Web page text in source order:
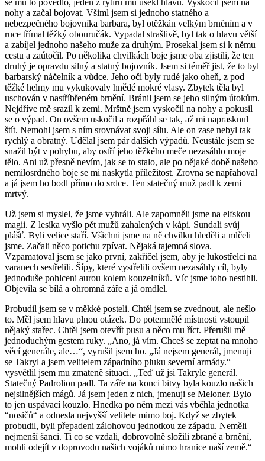
nohy a začal bojovat. Všiml jsem si jednoho statného a
nebezpečného bojovníka barbara, byl otěžkán velkým brněním a v
ruce třímal těžký obouručák. Vypadal strašlivě, byl tak o hlavu větší
a zabíjel jednoho našeho muže za druhým. Prosekal jsem si k němu
cestu a zaútočil. Po několika chvilkách boje jsme oba zjistili, že ten
druhý je opravdu silný a statný bojovník. Jsem si téměř jist, že to byl
barbarský náčelník a vůdce. Jeho oči byly rudé jako oheň, z pod
těžké helmy mu vykukovaly hnědé mokré vlasy. Zbytek těla byl
uschován v nastříbřeném brnění. Bránil jsem se jeho silným útokům.
Nejdříve mě srazil k zemi. Mrštně jsem vyskočil na nohy a pokusil
se o výpad. On ovšem uskočil a rozpřáhl se tak, až mi naprasknul
štít. Nemohl jsem s ním srovnávat svoji sílu. Ale on zase nebyl tak
rychlý a obratný. Udělal jsem pár dalších výpadů. Neustále jsem se
snažil být v pohybu, aby ostří jeho těžkého meče nezasáhlo moje
tělo. Ani už přesně nevím, jak se to stalo, ale po nějaké době našeho
nemilosrdného boje se mi naskytla příležitost. Zrovna se napřahoval
a já jsem ho bodl přímo do srdce. Ten statečný muž padl k zemi
mrtvý.
Už jsem si myslel, že jsme vyhráli. Ale zapomněli jsme na elfskou
magii. Z lesíka vyšlo pět mužů zahalených v kápi. Sundali svůj
plášť. Byli velice staří. Všichni jsme na ně chvilku hleděli a mlčeli
jsme. Začali něco potichu zpívat. Nějaká tajemná slova.
Vzpamatoval jsem se jako první, zakřičel jsem, aby je lukostřelci na
varanech sestřelili. Šípy, které vystřelili ovšem nezasáhly cíl, byly
jednoduše pohlceni aurou kolem kouzelníků. Víc jsme toho nestihli.
Objevila se bílá a ohromná záře a já omdlel.
Probudil jsem se v měkké posteli. Chtěl jsem se zvednout, ale nešlo
to. Měl jsem hlavu plnou otázek. Do potemnělé místnosti vstoupil
nějaký stařec. Chtěl jsem otevřít pusu a něco mu říct. Přerušil mě
jednoduchým gestem ruky. „Ano, já vím. Chceš se zeptat na mnoho
věcí generále, ale…“, vyrušil jsem ho. „Já nejsem generál, jmenuji
se Takryl a jsem velitelem západního pluku severní armády.“
vysvětlil jsem mu zmateně situaci. „Teď už jsi Takryle generál.
Statečný Padrolion padl. Ta záře na konci bitvy byla kouzlo našich
nejsilnějších mágů. Já jsem jeden z nich, jmenuji se Meloner. Bylo
to jen uspávací kouzlo. Hnedka po něm mezi vás vběhla jednotka
“nosičů“ a odnesla nejvyšší velitele mimo boj. Když se zbytek
probudil, byli přepadeni zálohovou jednotkou ze západu. Neměli
nejmenší šanci. Ti co se vzdali, dobrovolně složili zbraně a brnění,
mohli odejít v doprovodu našich vojáků mimo hranice naší země.“